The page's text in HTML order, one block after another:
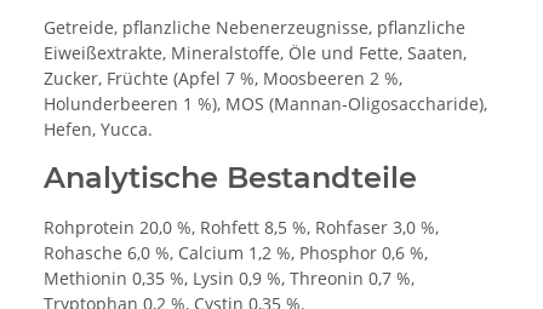
Getreide, pflanzliche Nebenerzeugnisse, pflanzliche
Eiweißextrakte, Mineralstoffe, Öle und Fette, Saaten,
Zucker, Früchte (Apfel 7 %, Moosbeeren 2 %,
Holunderbeeren 1 %), MOS (Mannan-Oligosaccharide),
Hefen, Yucca.
Analytische Bestandteile
Rohprotein 20,0 %, Rohfett 8,5 %, Rohfaser 3,0 %,
Rohasche 6,0 %, Calcium 1,2 %, Phosphor 0,6 %,
Methionin 0,35 %, Lysin 0,9 %, Threonin 0,7 %,
Tryptophan 0,2 %, Cystin 0,35 %.